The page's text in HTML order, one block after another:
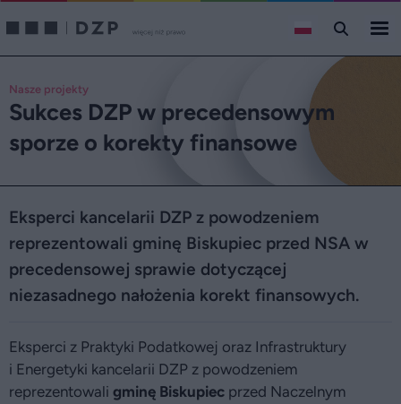
Nasze projekty
Sukces DZP w precedensowym
sporze o korekty finansowe
Eksperci kancelarii DZP z powodzeniem
reprezentowali gminę Biskupiec przed NSA w
precedensowej sprawie dotyczącej
niezasadnego nałożenia korekt finansowych.
Eksperci z Praktyki Podatkowej oraz Infrastruktury
i Energetyki kancelarii DZP z powodzeniem
reprezentowali gminę Biskupiec przed Naczelnym